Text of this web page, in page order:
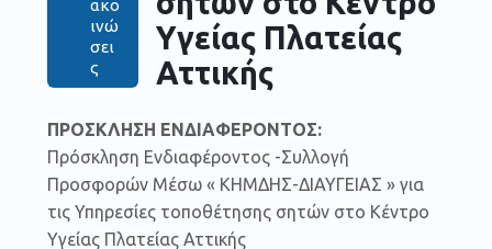
ακο
ινώ
σει
ς
Υγείας Πλατείας
Αττικής
ΠΡΟΣΚΛΗΣΗ ΕΝΔΙΑΦΕΡΟΝΤΟΣ:
Πρόσκληση Ενδιαφέροντος -Συλλογή
Προσφορών Μέσω « ΚΗΜΔΗΣ-ΔΙΑΥΓΕΙΑΣ » για
τις Υπηρεσίες τοποθέτησης σητών στο Κέντρο
Υγείας Πλατείας Αττικής